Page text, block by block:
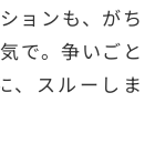
ョンも、がち
で。争いごと
、スルーしま